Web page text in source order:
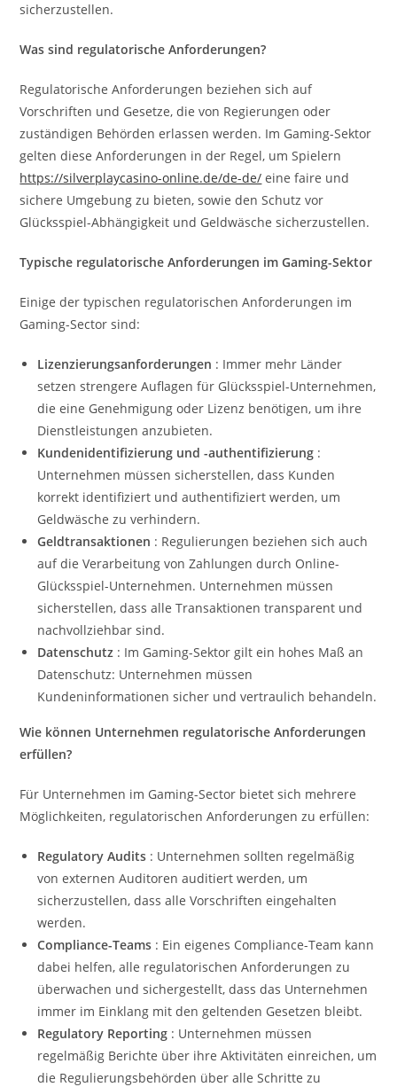
sicherzustellen.
Was sind regulatorische Anforderungen?
Regulatorische Anforderungen beziehen sich auf
Vorschriften und Gesetze, die von Regierungen oder
zuständigen Behörden erlassen werden. Im Gaming-Sektor
gelten diese Anforderungen in der Regel, um Spielern
https://silverplaycasino-online.de/de-de/ eine faire und
sichere Umgebung zu bieten, sowie den Schutz vor
Glücksspiel-Abhängigkeit und Geldwäsche sicherzustellen.
Typische regulatorische Anforderungen im Gaming-Sektor
Einige der typischen regulatorischen Anforderungen im
Gaming-Sector sind:
Lizenzierungsanforderungen : Immer mehr Länder
setzen strengere Auflagen für Glücksspiel-Unternehmen,
die eine Genehmigung oder Lizenz benötigen, um ihre
Dienstleistungen anzubieten.
Kundenidentifizierung und -authentifizierung :
Unternehmen müssen sicherstellen, dass Kunden
korrekt identifiziert und authentifiziert werden, um
Geldwäsche zu verhindern.
Geldtransaktionen : Regulierungen beziehen sich auch
auf die Verarbeitung von Zahlungen durch Online-
Glücksspiel-Unternehmen. Unternehmen müssen
sicherstellen, dass alle Transaktionen transparent und
nachvollziehbar sind.
Datenschutz : Im Gaming-Sektor gilt ein hohes Maß an
Datenschutz: Unternehmen müssen
Kundeninformationen sicher und vertraulich behandeln.
Wie können Unternehmen regulatorische Anforderungen
erfüllen?
Für Unternehmen im Gaming-Sector bietet sich mehrere
Möglichkeiten, regulatorischen Anforderungen zu erfüllen:
Regulatory Audits : Unternehmen sollten regelmäßig
von externen Auditoren auditiert werden, um
sicherzustellen, dass alle Vorschriften eingehalten
werden.
Compliance-Teams : Ein eigenes Compliance-Team kann
dabei helfen, alle regulatorischen Anforderungen zu
überwachen und sichergestellt, dass das Unternehmen
immer im Einklang mit den geltenden Gesetzen bleibt.
Regulatory Reporting : Unternehmen müssen
regelmäßig Berichte über ihre Aktivitäten einreichen, um
die Regulierungsbehörden über alle Schritte zu